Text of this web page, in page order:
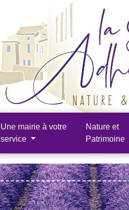
Une mairie à votre
service
Nature et
Patrimoine